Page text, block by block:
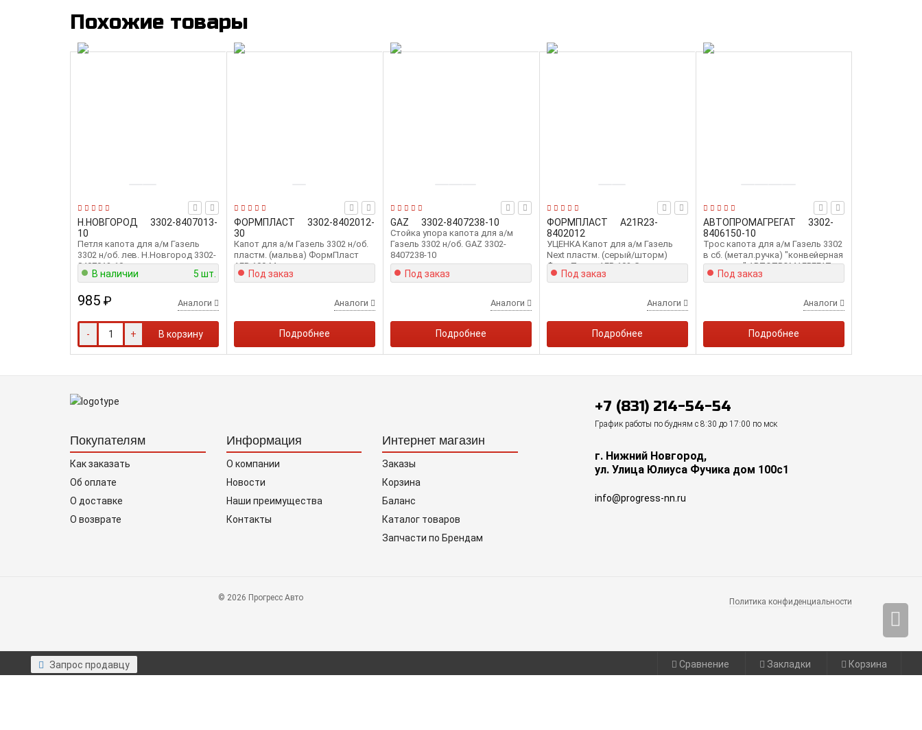
Похожие товары
Н.НОВГОРОД
3302-8407013-
10
Петля капота для а/м Газель
3302 н/об. лев. Н.Новгород 3302-
8407013-10
В наличии 5 шт.
985 ₽ Аналоги
- + В корзину
ФОРМПЛАСТ
3302-8402012-
30
Капот для а/м Газель 3302 н/об.
пластм. (мальва) ФормПласт
AFP-109-M
Под заказ
Аналоги
Подробнее
GAZ 3302-8407238-10
Стойка упора капота для а/м
Газель 3302 н/об. GAZ 3302-
8407238-10
Под заказ
Аналоги
Подробнее
ФОРМПЛАСТ
A21R23-
8402012
УЦЕНКА Капот для а/м Газель
Next пластм. (серый/шторм)
ФормПласт AFP-103-G
Под заказ
Аналоги
Подробнее
АВТОПРОМАГРЕГАТ
3302-
8406150-10
Трос капота для а/м Газель 3302
в сб. (метал.ручка) "конвейерная
поставка" АВТОПРОМАГРЕГАТ
А3302-8406150-10
Под заказ
Аналоги
Подробнее
Покупателям
Как заказать
Об оплате
О доставке
О возврате
Информация
О компании
Новости
Наши преимущества
Контакты
Интернет магазин
Заказы
Корзина
Баланс
Каталог товаров
Запчасти по Брендам
+7 (831) 214-54-54
График работы по будням с 8:30 до 17:00 по мск
г. Нижний Новгород,
ул. Улица Юлиуса Фучика дом 100с1
info@progress-nn.ru
© 2026 Прогресс Авто Политика конфиденциальности
Запрос продавцу Сравнение Закладки Корзина